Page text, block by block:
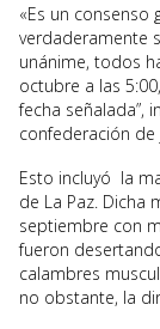
«Es un
verdaderamente
unánime, todos
octubre a las
fecha señalada”,
confederación de
Esto incluyó la
de La Paz. Dicha
septiembre con
fueron
calambres
no obstante, la